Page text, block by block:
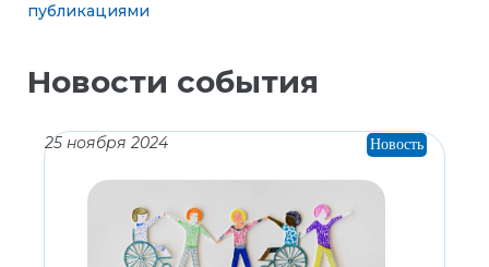
публикациями
Новости события
25 ноября 2024 Новость